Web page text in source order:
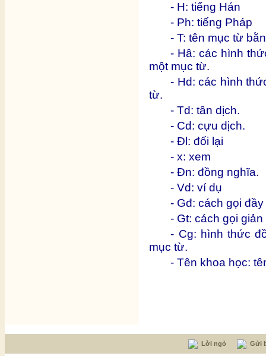
- H: tiếng Hán
- Ph: tiếng Pháp
- T: tên mục từ
- Hâ: các hình
một mục từ.
- Hd: các hình
từ.
- Td: tân dịch.
- Cd: cựu dịch.
- Đl: đối lại
- x: xem
- Đn: đồng nghĩa.
- Vd: ví dụ
- Gđ: cách gọi
- Gt: cách gọi
- Cg: hình thức
mục từ.
- Tên khoa học:
Lời ngỏ Gửi